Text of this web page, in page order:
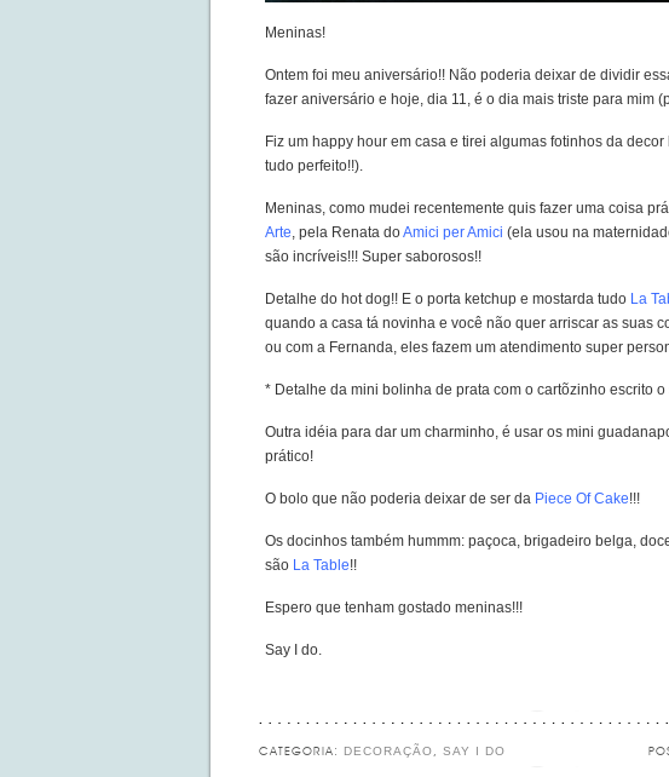
Meninas!
Ontem foi meu aniversário!! Não poderia deixar de dividir
fazer aniversário e hoje, dia 11, é o dia mais triste para mim
Fiz um happy hour em casa e tirei algumas fotinhos da decor
tudo perfeito!!).
Meninas, como mudei recentemente quis fazer uma coisa
Arte, pela Renata doAmici per Amici (ela usou na
são incríveis!!! Super saborosos!!
Detalhe do hot dog!! E o porta ketchup e mostarda tudo La
quando a casa tá novinha e você não quer arriscar as suas
ou com a Fernanda, eles fazem um atendimento super
* Detalhe da mini bolinha de prata com o cartõzinho escrito
Outra idéia para dar um charminho, é usar os mini
prático!
O bolo que não poderia deixar de ser da Piece Of Cake!!!
Os docinhos também hummm: paçoca, brigadeiro belga,
são La Table!!
Espero que tenham gostado meninas!!!
Say I do.
CATEGORIA: DECORAÇÃO , SAY I DO